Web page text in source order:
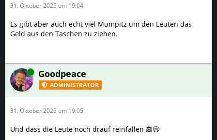
31. Oktober 2025 um 19:04
Es gibt aber auch echt viel Mumpitz um den Leuten das
Geld aus den Taschen zu ziehen.
Online Goodpeace
ADMINISTRATOR
31. Oktober 2025 um 19:05
Und dass die Leute noch drauf reinfallen 🙈😅